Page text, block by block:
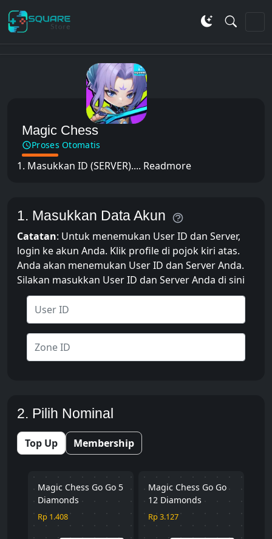
Magic Chess
Proses Otomatis
1. Masukkan ID (SERVER).... Readmore
1. Masukkan Data Akun
Catatan: Untuk menemukan User ID dan Server,
login ke akun Anda. Klik profile di pojok kiri atas.
Anda akan menemukan User ID dan Server Anda.
Silakan masukkan User ID dan Server Anda di sini
2. Pilih Nominal
Top Up Membership
Magic Chess Go Go 5
Diamonds
Rp 1.408
Magic Chess Go Go
12 Diamonds
Rp 3.127